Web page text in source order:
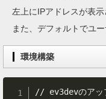
左上にIPアドレスが表
また、デフォルトでユ
環境構築
// ev3devのアッ